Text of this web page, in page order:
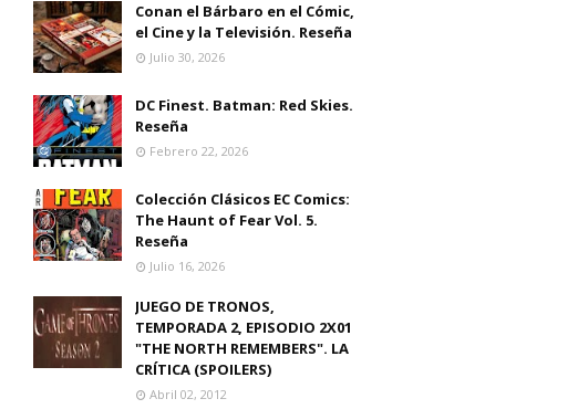
Conan el Bárbaro en el Cómic,
el Cine y la Televisión. Reseña
Julio 30, 2026
DC Finest. Batman: Red Skies.
Reseña
Febrero 22, 2026
Colección Clásicos EC Comics:
The Haunt of Fear Vol. 5.
Reseña
Julio 16, 2026
JUEGO DE TRONOS,
TEMPORADA 2, EPISODIO 2X01
"THE NORTH REMEMBERS". LA
CRÍTICA (SPOILERS)
Abril 02, 2012